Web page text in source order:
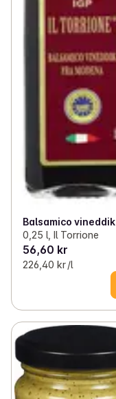
Balsamico vineddik
0,25 l, Il Torrione
56,60 kr
226,40 kr /l